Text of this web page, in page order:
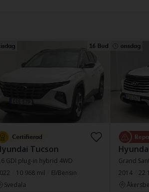
16 Bud
Certifierad
Tucson
GDI plug-in hybrid 4WD
10 968 mil
El/Bensin
Svedala
onsdag
Grand
2014
22